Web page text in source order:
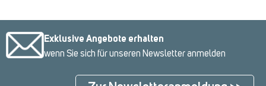
Exklusive Angebote erhalten
wenn Sie sich für unseren Newsletter anmelden